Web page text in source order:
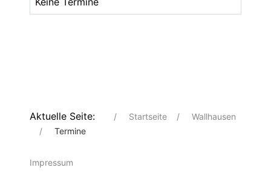
Aktuelle Seite: Startseite
Wallhausen
Termine
Impressum